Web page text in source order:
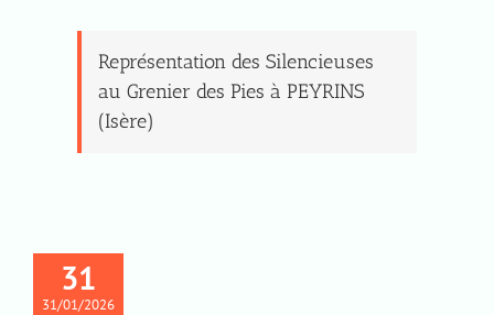
Représentation des Silencieuses
au Grenier des Pies à PEYRINS
(Isère)
31
31/01/2026